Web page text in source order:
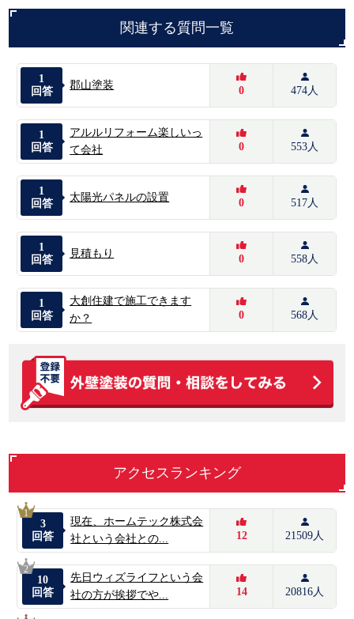
関連する質問一覧
1
回答
郡山塗装 0 474人
1
回答
アルルリフォーム楽しいっ
て会社
0 553人
1
回答
太陽光パネルの設置 0 517人
1
回答
見積もり 0 558人
1
回答
大創住建で施工できます
か？
0 568人
アクセスランキング
1
3
回答
現在、ホームテック株式会
社という会社との...
12 21509人
2
10
回答
先日ウィズライフという会
社の方が挨拶でや...
14 20816人